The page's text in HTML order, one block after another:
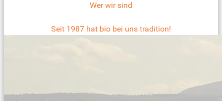
Wer wir sind
Seit 1987 hat bio bei uns tradition!